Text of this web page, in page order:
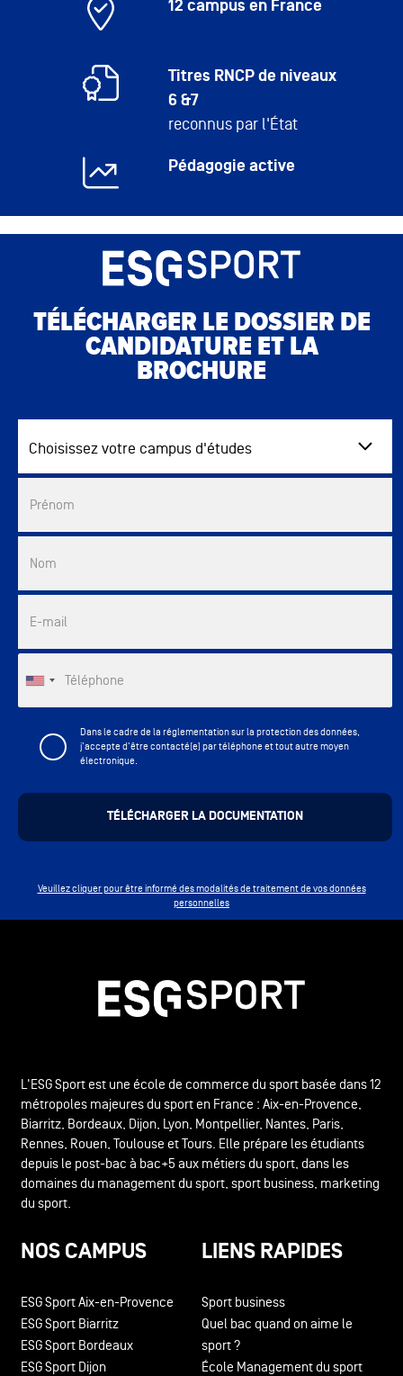
12 campus en France
Titres RNCP de niveaux
6 &7
reconnus par l'État
Pédagogie active
TÉLÉCHARGER LE DOSSIER DE
CANDIDATURE ET LA
BROCHURE
Choisissez votre campus d'études
Prénom
Nom
E-mail
Téléphone
Dans le cadre de la réglementation sur la protection des données,
j'accepte d'être contacté(e) par téléphone et tout autre moyen
électronique.
Veuillez cliquer pour être informé des modalités de traitement de vos données
personnelles
L'ESG Sport est une école de commerce du sport basée dans 12
métropoles majeures du sport en France : Aix-en-Provence,
Biarritz, Bordeaux, Dijon, Lyon, Montpellier, Nantes, Paris,
Rennes, Rouen, Toulouse et Tours. Elle prépare les étudiants
depuis le post-bac à bac+5 aux métiers du sport, dans les
domaines du management du sport, sport business, marketing
du sport.
NOS CAMPUS
ESG Sport Aix-en-Provence
ESG Sport Biarritz
ESG Sport Bordeaux
ESG Sport Dijon
LIENS RAPIDES
Sport business
Quel bac quand on aime le
sport ?
École Management du sport